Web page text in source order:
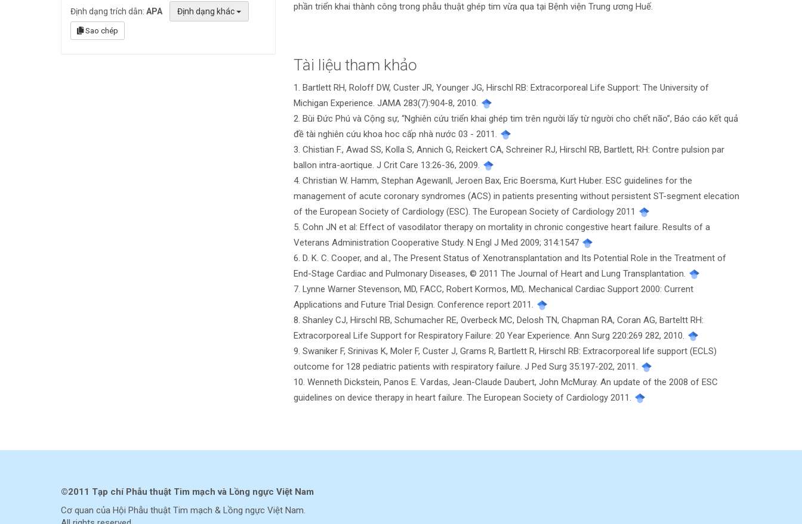
Định dạng trích dẫn: APA Định dạng khác
Sao chép
phần triển khai thành công trong phẫu thuật ghép tim vừa qua tại Bệnh viện Trung ương Huế.
Chi
tiết
bài
viết
Tài liệu tham khảo
1. Bartlett RH, Roloff DW, Custer JR, Younger JG, Hirschl RB: Extracorporeal Life Support: The University of
Michigan Experience. JAMA 283(7):904-8, 2010.
2. Bùi Đức Phú và Cộng sự, “Nghiên cứu triển khai ghép tim trên người lấy từ người cho chết não”, Báo cáo kết quả
đề tài nghiên cứu khoa hoc cấp nhà nước 03 - 2011.
3. Chistian F., Awad SS, Kolla S, Annich G, Reickert CA, Schreiner RJ, Hirschl RB, Bartlett, RH: Contre pulsion par
ballon intra-aortique. J Crit Care 13:26-36, 2009.
4. Christian W. Hamm, Stephan Agewanll, Jeroen Bax, Eric Boersma, Kurt Huber. ESC guidelines for the
management of acute coronary syndromes (ACS) in patients presenting without persistent ST-segment elecation
of the European Society of Cardiology (ESC). The European Society of Cardiology 2011
5. Cohn JN et al: Effect of vasodilator therapy on mortality in chronic congestive heart failure. Results of a
Veterans Administration Cooperative Study. N Engl J Med 2009; 314:1547
6. D. K. C. Cooper, and al., The Present Status of Xenotransplantation and Its Potential Role in the Treatment of
End-Stage Cardiac and Pulmonary Diseases, © 2011 The Journal of Heart and Lung Transplantation.
7. Lynne Warner Stevenson, MD, FACC, Robert Kormos, MD,. Mechanical Cardiac Support 2000: Current
Applications and Future Trial Design. Conference report 2011.
8. Shanley CJ, Hirschl RB, Schumacher RE, Overbeck MC, Delosh TN, Chapman RA, Coran AG, Barteltt RH:
Extracorporeal Life Support for Respiratory Failure: 20 Year Experience. Ann Surg 220:269 282, 2010.
9. Swaniker F, Srinivas K, Moler F, Custer J, Grams R, Bartlett R, Hirschl RB: Extracorporeal life support (ECLS)
outcome for 128 pediatric patients with respiratory failure. J Ped Surg 35:197-202, 2011.
10. Wenneth Dickstein, Panos E. Vardas, Jean-Claude Daubert, John McMuray. An update of the 2008 of ESC
guidelines on device therapy in heart failure. The European Society of Cardiology 2011.
©2011 Tạp chí Phẫu thuật Tim mạch và Lồng ngực Việt Nam
Cơ quan của Hội Phẫu thuật Tim mạch & Lồng ngực Việt Nam.